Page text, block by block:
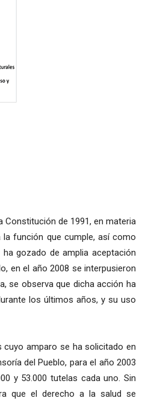
de 1991, en materia
función que cumple, así como
gozado de amplia aceptación
en el año 2008 se interpusieron
se observa que dicha acción ha
los últimos años, y su uso
amparo se ha solicitado en
del Pueblo, para el año 2003
y 53.000 tutelas cada uno. Sin
que el derecho a la salud se